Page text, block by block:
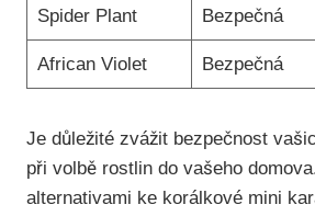
Spider Plant Bezpečná
African Violet Bezpečná
Je důležité zvážit bezpečnost
při volbě rostlin do vašeho
alternativami ke korálkové mini